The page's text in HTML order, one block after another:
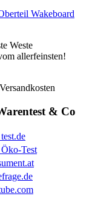
Wakeboard
Weste
allerfeinsten!
& Co
Test